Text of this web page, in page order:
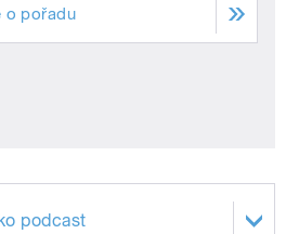
o pořadu
podcast